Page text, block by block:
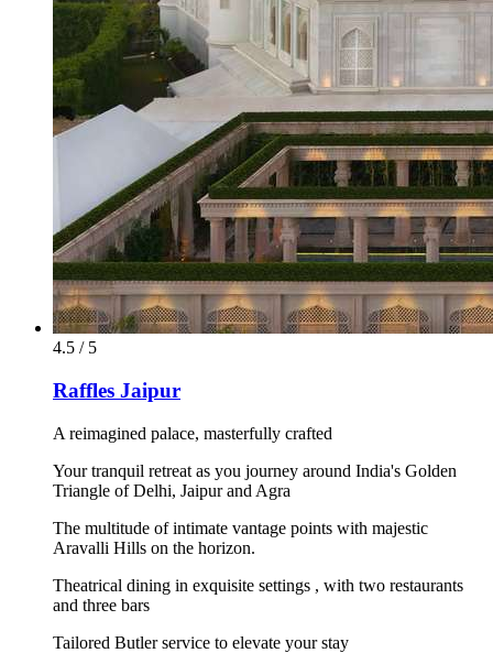
4.5 / 5
Raffles Jaipur
A reimagined palace, masterfully crafted
Your tranquil retreat as you journey around India's Golden
Triangle of Delhi, Jaipur and Agra
The multitude of intimate vantage points with majestic
Aravalli Hills on the horizon.
Theatrical dining in exquisite settings , with two restaurants
and three bars
Tailored Butler service to elevate your stay